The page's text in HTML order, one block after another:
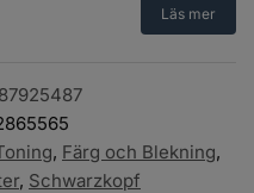
Läs mer
, Färg och Blekning,
, Schwarzkopf